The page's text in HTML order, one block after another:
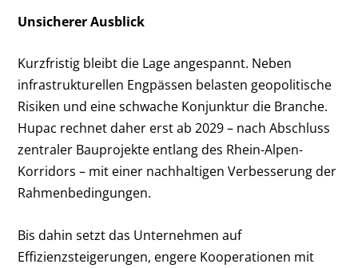
Unsicherer Ausblick
Kurzfristig bleibt die Lage angespannt. Neben
infrastrukturellen Engpässen belasten geopolitische
Risiken und eine schwache Konjunktur die Branche.
Hupac rechnet daher erst ab 2029 – nach Abschluss
zentraler Bauprojekte entlang des Rhein-Alpen-
Korridors – mit einer nachhaltigen Verbesserung der
Rahmenbedingungen.
Bis dahin setzt das Unternehmen auf
Effizienzsteigerungen, engere Kooperationen mit